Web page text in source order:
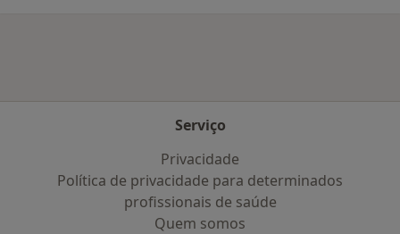
Serviço
Privacidade
Política de privacidade para determinados
profissionais de saúde
Quem somos